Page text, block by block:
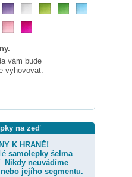
vám bude
vyhovovat.
na zeď
K HRANĚ!
samolepky šelma
Nikdy neuvádíme
jejího segmentu.